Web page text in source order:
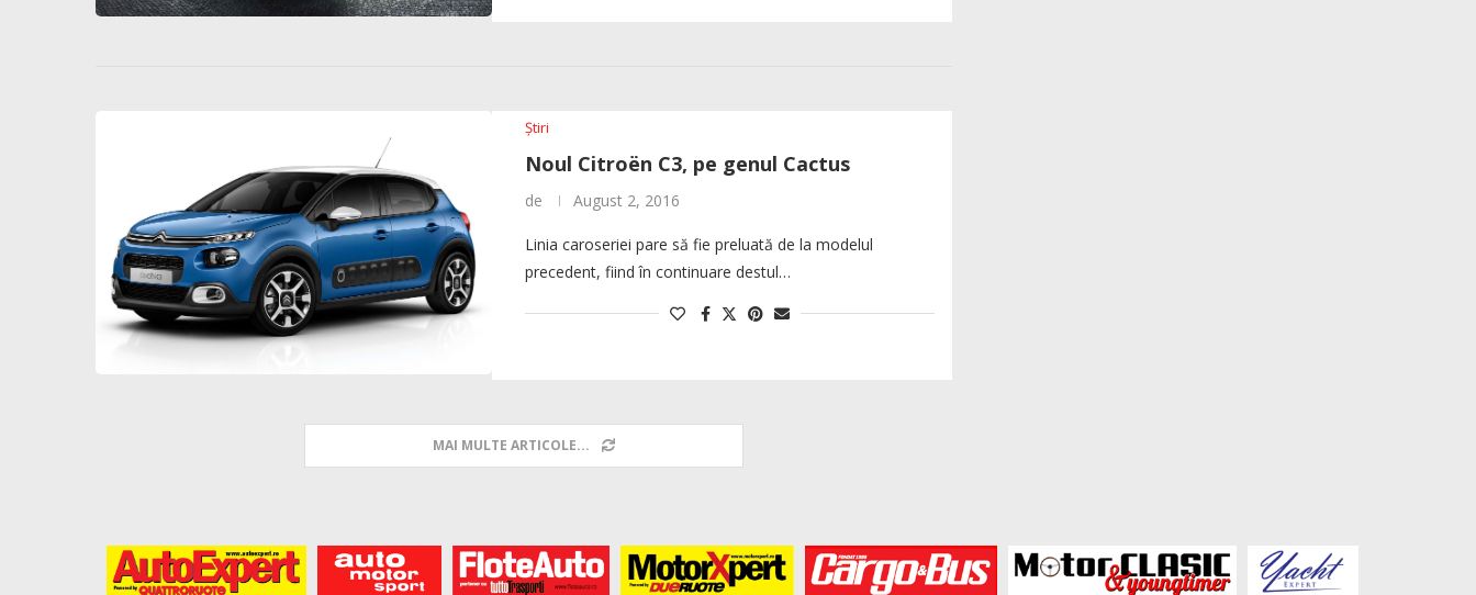
Știri
Noul Citroën C3, pe genul Cactus
de August 2, 2016
Linia caroseriei pare să fie preluată de la modelul
precedent, fiind în continuare destul…
MAI MULTE ARTICOLE...